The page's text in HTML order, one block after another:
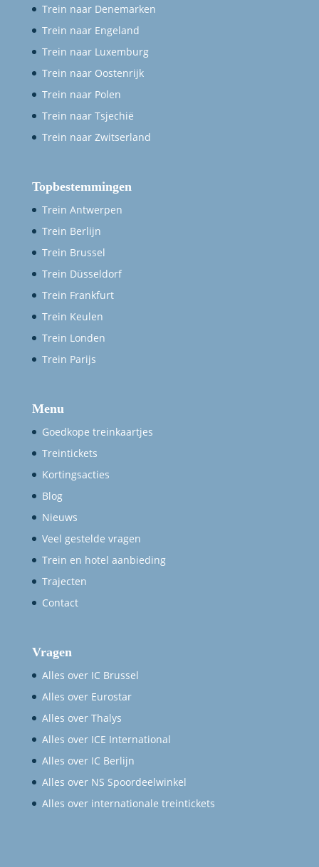
Trein naar Denemarken
Trein naar Engeland
Trein naar Luxemburg
Trein naar Oostenrijk
Trein naar Polen
Trein naar Tsjechië
Trein naar Zwitserland
Topbestemmingen
Trein Antwerpen
Trein Berlijn
Trein Brussel
Trein Düsseldorf
Trein Frankfurt
Trein Keulen
Trein Londen
Trein Parijs
Menu
Goedkope treinkaartjes
Treintickets
Kortingsacties
Blog
Nieuws
Veel gestelde vragen
Trein en hotel aanbieding
Trajecten
Contact
Vragen
Alles over IC Brussel
Alles over Eurostar
Alles over Thalys
Alles over ICE International
Alles over IC Berlijn
Alles over NS Spoordeelwinkel
Alles over internationale treintickets